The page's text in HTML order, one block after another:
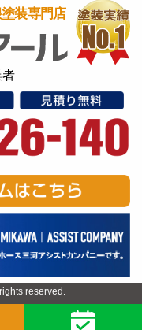
reserved.